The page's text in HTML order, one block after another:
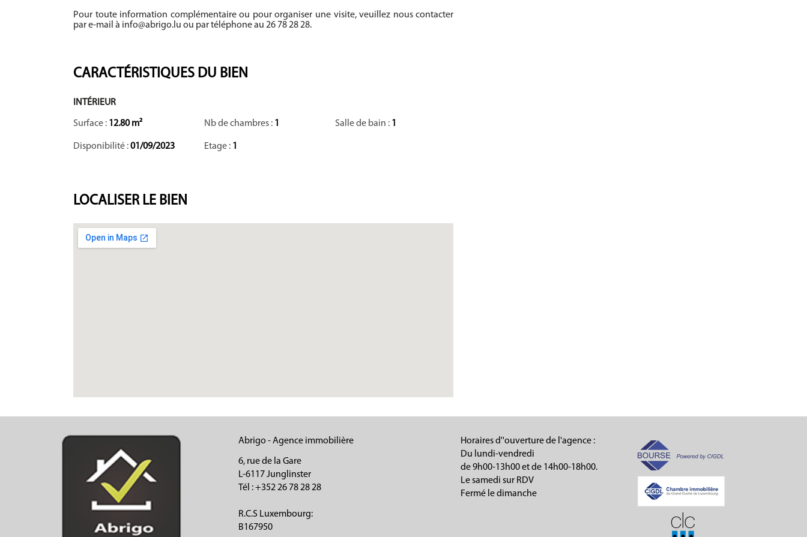
Pour toute information complémentaire ou pour organiser une visite, veuillez nous contacter
par e-mail à info@abrigo.lu ou par téléphone au 26 78 28 28.
CARACTÉRISTIQUES DU BIEN
INTÉRIEUR
Surface : 12.80 m² Nb de chambres : 1 Salle de bain : 1
Disponibilité :01/09/2023 Etage : 1
LOCALISERLE BIEN
Abrigo - Agence immobilière
6, rue de la Gare
L-6117 Junglinster
Tél : +352 26 78 28 28
R.C.S Luxembourg:
B167950
Horaires d''ouverture de l'agence :
Du lundi-vendredi
de 9h00-13h00 et de 14h00-18h00.
Le samedi sur RDV
Fermé le dimanche